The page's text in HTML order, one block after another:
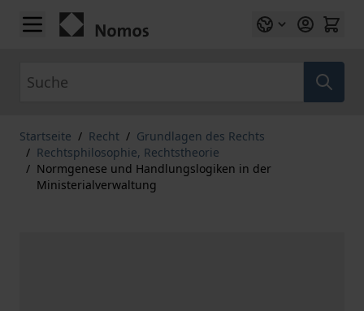
Zum Inhalt springen
Startseite / Recht / Grundlagen des Rechts
/ Rechtsphilosophie, Rechtstheorie
/ Normgenese und Handlungslogiken in der
Ministerialverwaltung